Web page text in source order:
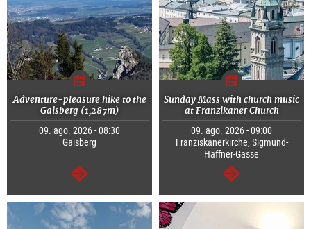
Adventure-pleasure hike to the
Gaisberg (1,287m)
09. ago. 2026 - 08:30
Gaisberg
segue
Sunday Mass with church music
at Franzikaner Church
09. ago. 2026 - 09:00
Franziskanerkirche, Sigmund-
Haffner-Gasse
segue